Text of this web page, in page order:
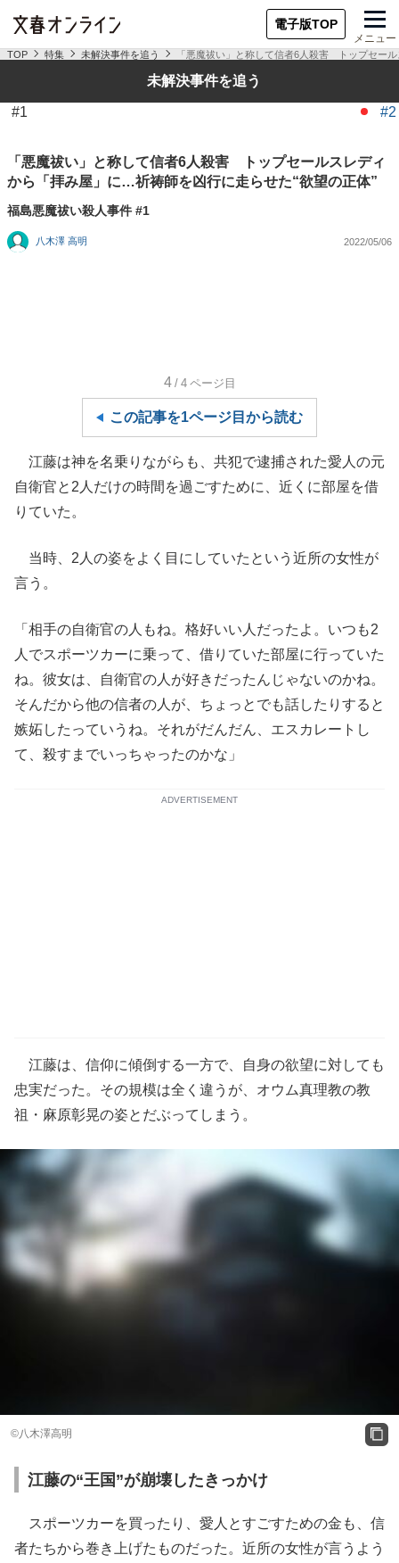
電子版TOP
メニュー
TOP 特集 未解決事件を追う 「悪魔祓い」と称して信者6人殺害 トップセー
未解決事件を追う
#1 #2
「悪魔祓い」と称して信者6人殺害 トップセールスレディ
から「拝み屋」に…祈祷師を凶行に走らせた“欲望の正体”
福島悪魔祓い殺人事件 #1
八木澤 高明 2022/05/06
4 /4 ページ目
この記事を1ページ目から読む
江藤は神を名乗りながらも、共犯で逮捕された愛人の元
自衛官と2人だけの時間を過ごすために、近くに部屋を借
りていた。
当時、2人の姿をよく目にしていたという近所の女性が
言う。
「相手の自衛官の人もね。格好いい人だったよ。いつも2
人でスポーツカーに乗って、借りていた部屋に行っていた
ね。彼女は、自衛官の人が好きだったんじゃないのかね。
そんだから他の信者の人が、ちょっとでも話したりすると
嫉妬したっていうね。それがだんだん、エスカレートし
て、殺すまでいっちゃったのかな」
ADVERTISEMENT
江藤は、信仰に傾倒する一方で、自身の欲望に対しても
忠実だった。その規模は全く違うが、オウム真理教の教
祖・麻原彰晃の姿とだぶってしまう。
©八木澤高明
江藤の“王国”が崩壊したきっかけ
スポーツカーを買ったり、愛人とすごすための金も、信
者たちから巻き上げたものだった。近所の女性が言うよう